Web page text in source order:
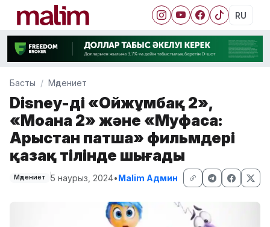
RU
Басты Мәдениет
Disney-дің «Ойжұмбақ 2»,
«Моана 2» және «Муфаса:
Арыстан патша» фильмдері
қазақ тілінде шығады
Мәдениет 5 наурыз, 2024•Malim Админ